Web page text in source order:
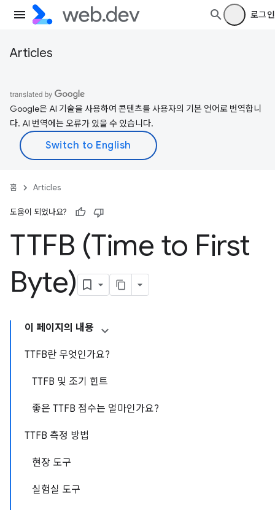
로그인
Articles
Google은 AI 기술을 사용하여 콘텐츠를 사용자의 기본 언어로 번역합니
다. AI 번역에는 오류가 있을 수 있습니다.
홈 Articles
도움이 되었나요?
TTFB (Time to First
Byte)
이 페이지의 내용
TTFB란 무엇인가요?
TTFB 및 조기 힌트
좋은 TTFB 점수는 얼마인가요?
TTFB 측정 방법
현장 도구
실험실 도구